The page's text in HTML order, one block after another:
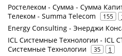
Ростелеком - Сумма - Сумма
Телеком - Summa Telecom
155
Energy Consulting - Энерджи
ICL Системные Технологии - ICL
Системные Технологии
35 1